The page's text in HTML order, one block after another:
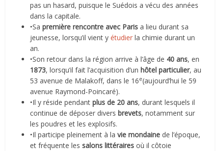
pas un hasard, puisque le Suédois a vécu des années
dans la capitale.
•Sa première rencontre avec Parisa lieu durant sa
jeunesse, lorsqu’il vient yétudier la chimie durant un
an.
•Son retour dans la région arrive à l’âge de 40 ans, en
1873, lorsqu’il fait l’acquisition d’un hôtel particulier, au
53 avenue de Malakoff, dans le 16e(aujourd’hui le 59
avenue Raymond-Poincaré).
•Il y réside pendantplus de 20 ans, durant lesquels il
continue de déposer divers brevets, notamment sur
les poudres et les explosifs.
•Il participe pleinement à lavie mondaine de l’époque,
et fréquente lessalons littéraires où il côtoie